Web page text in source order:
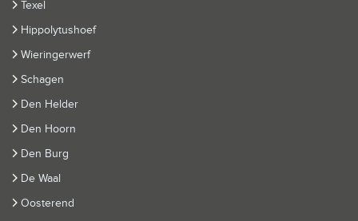
Texel
Hippolytushoef
Wieringerwerf
Schagen
Den Helder
Den Hoorn
Den Burg
De Waal
Oosterend